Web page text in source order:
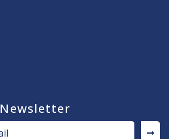
Newsletter